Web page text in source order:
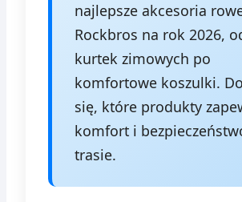
najlepsze akcesoria
Rockbros na rok 2026,
kurtek zimowych po
komfortowe koszulki.
się, które produkty
komfort i
trasie.